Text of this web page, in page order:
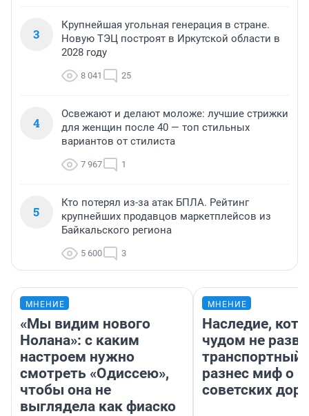
3
Крупнейшая угольная генерация в стране.
Новую ТЭЦ построят в Иркутской области в
2028 году
8 041 25
4
Освежают и делают моложе: лучшие стрижки
для женщин после 40 — топ стильных
вариантов от стилиста
7 967 1
5
Кто потерял из-за атак БПЛА. Рейтинг
крупнейших продавцов маркетплейсов из
Байкальского региона
5 600 3
МНЕНИЕ
«Мы видим нового
Нолана»: с каким
настроем нужно
смотреть «Одиссею»,
чтобы она не
выглядела как фиаско
МНЕНИЕ
Наследие,
чудом не
транспортный
разнес миф о
советских